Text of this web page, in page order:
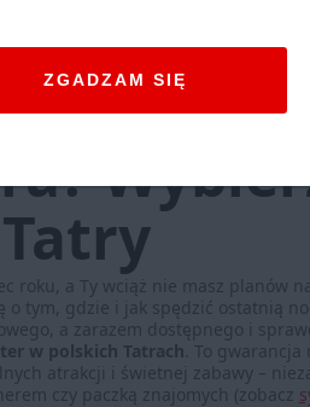
planów
roku, a Ty wciąż nie masz planów
o tym, gdzie i jak spędzić ostatnią
a zarazem dostępnego i
w polskich Tatrach . To
atrakcji i świetnej zabawy –
czy paczką znajomych (zobacz
ZGADZAM SIĘ